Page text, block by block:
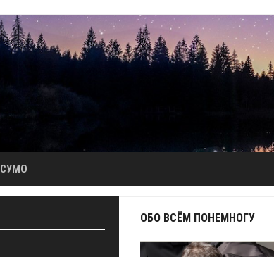
СУМО
ОБО ВСЁМ ПОНЕМНОГУ